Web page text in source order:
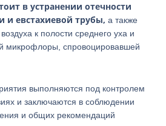
в устранении отечности
и евстахиевой трубы,а также
к полости среднего уха и
микрофлоры, спровоцировавшей
выполняются под контролем
и заключаются в соблюдении
и общих рекомендаций